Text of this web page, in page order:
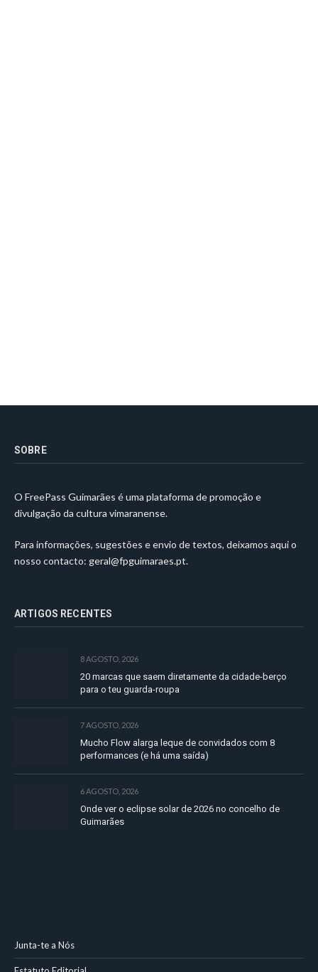
SOBRE
O FreePass Guimarães é uma plataforma de promoção e
divulgação da cultura vimaranense.
Para informações, sugestões e envio de textos, deixamos aqui o
nosso contacto: geral@fpguimaraes.pt.
ARTIGOS RECENTES
8 AGOSTO, 2026
20 marcas que saem diretamente da cidade-berço
para o teu guarda-roupa
7 AGOSTO, 2026
Mucho Flow alarga leque de convidados com 8
performances (e há uma saída)
6 AGOSTO, 2026
Onde ver o eclipse solar de 2026 no concelho de
Guimarães
Junta-te a Nós